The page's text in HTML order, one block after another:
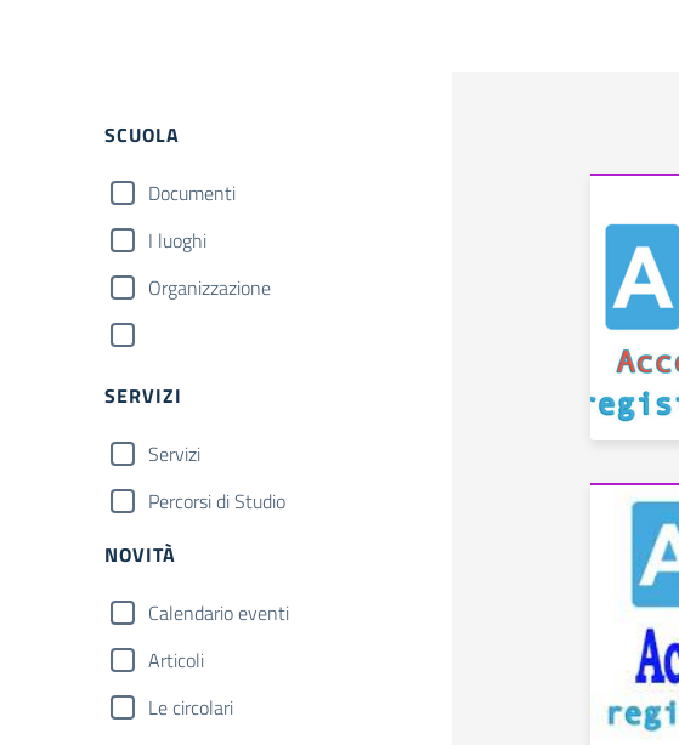
SCUOLA
Documenti
I luoghi
Organizzazione
SERVIZI
Servizi
Percorsi di Studio
NOVITÀ
Calendario eventi
Articoli
Le circolari